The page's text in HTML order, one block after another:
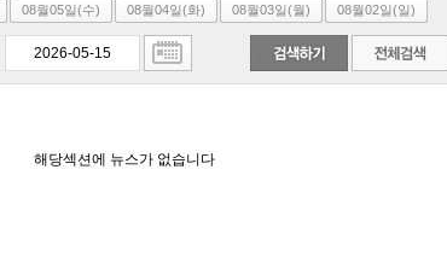
08월05일(수) 08월04일(화) 08월03일(월) 08월02일(일)
해당섹션에 뉴스가 없습니다